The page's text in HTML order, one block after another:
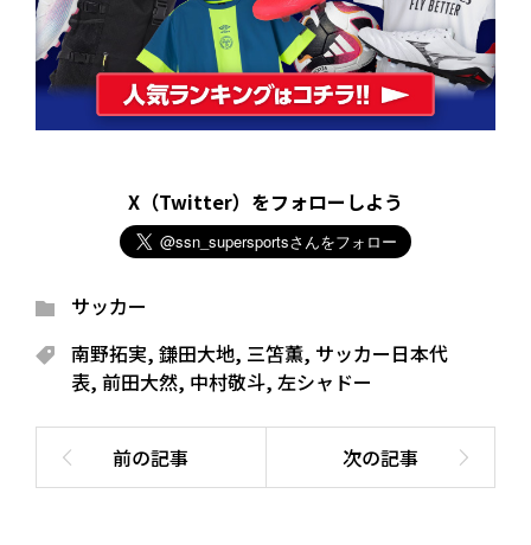
X（Twitter）をフォローしよう
サッカー
南野拓実, 鎌田大地, 三笘薫, サッカー日本代
表, 前田大然, 中村敬斗, 左シャドー